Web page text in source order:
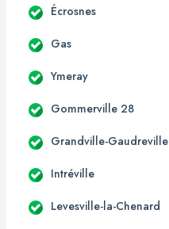
Écrosnes
Gas
Ymeray
Gommerville 28
Grandville-Gaudreville
Intréville
Levesville-la-Chenard